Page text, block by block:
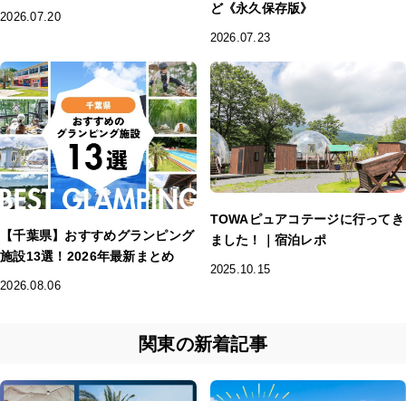
2026.07.20
ど《永久保存版》
2026.07.23
【千葉県】おすすめグランピング
施設13選！2026年最新まとめ
2026.08.06
TOWAピュアコテージに行ってき
ました！｜宿泊レポ
2025.10.15
関東の新着記事